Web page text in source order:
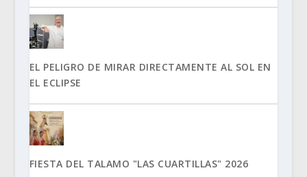
EL PELIGRO DE MIRAR DIRECTAMENTE AL SOL EN
EL ECLIPSE
FIESTA DEL TALAMO "LAS CUARTILLAS" 2026